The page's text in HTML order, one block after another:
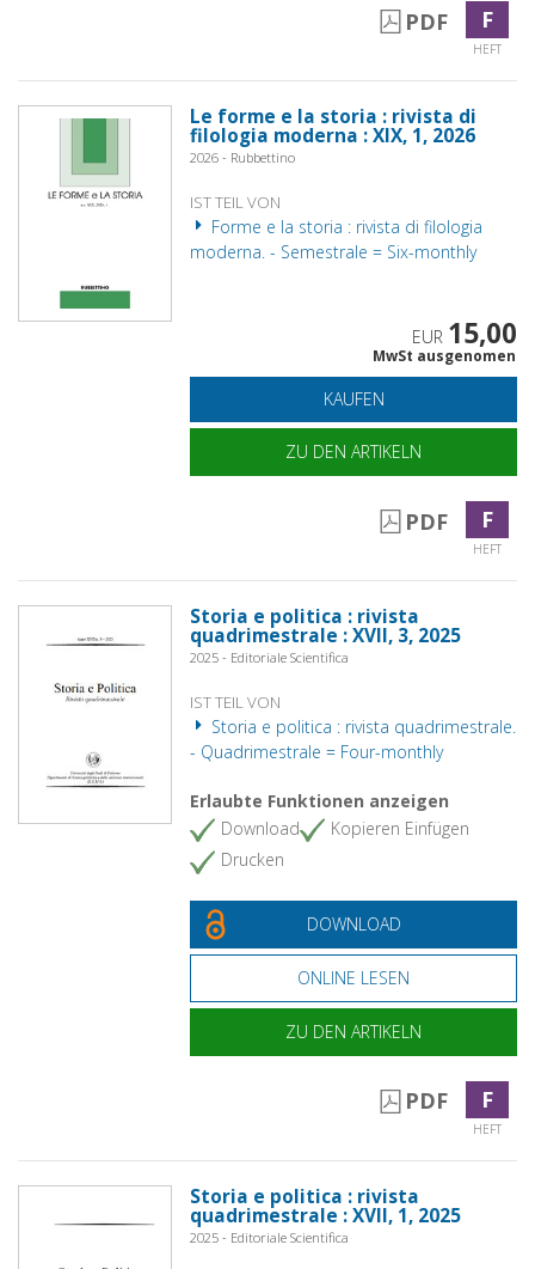
PDF F
HEFT
Le forme e la storia : rivista di
filologia moderna : XIX, 1, 2026
2026 - Rubbettino
IST TEIL VON
Forme e la storia : rivista di filologia
moderna. - Semestrale = Six-monthly
EUR 15,00
MwSt ausgenomen
KAUFEN
ZU DEN ARTIKELN
PDF F
HEFT
Storia e politica : rivista
quadrimestrale : XVII, 3, 2025
2025 - Editoriale Scientifica
IST TEIL VON
Storia e politica : rivista quadrimestrale.
- Quadrimestrale = Four-monthly
Erlaubte Funktionen anzeigen
Download
Kopieren Einfügen
Drucken
DOWNLOAD
ONLINE LESEN
ZU DEN ARTIKELN
PDF F
HEFT
Storia e politica : rivista
quadrimestrale : XVII, 1, 2025
2025 - Editoriale Scientifica